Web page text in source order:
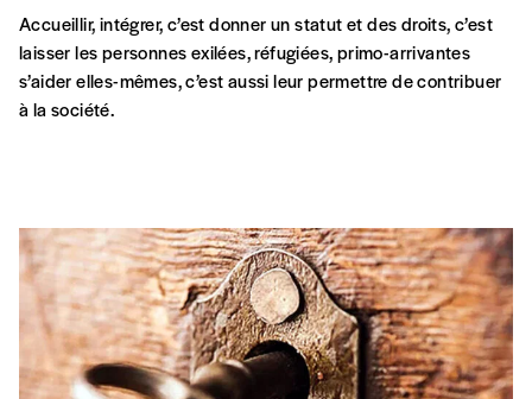
Accueillir, intégrer, c’est donner un statut et des droits, c’est
laisser les personnes exilées, réfugiées, primo-arrivantes
s’aider elles-mêmes, c’est aussi leur permettre de contribuer
à la société.